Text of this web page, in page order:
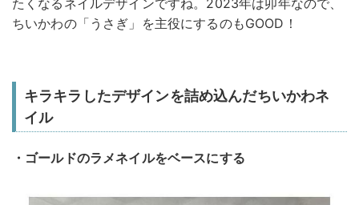
ちいかわの「うさぎ」を主役にするのもGOOD！
キラキラしたデザインを詰め込んだちいかわネ
イル
・ゴールドのラメネイルをベースにする